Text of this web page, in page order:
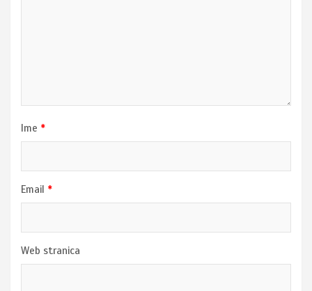
Ime *
Email *
Web stranica